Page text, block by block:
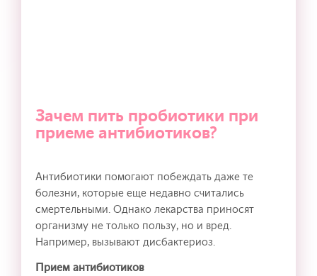
Зачем пить пробиотики при
приеме антибиотиков?
Антибиотики помогают побеждать даже те
болезни, которые еще недавно считались
смертельными. Однако лекарства приносят
организму не только пользу, но и вред.
Например, вызывают дисбактериоз.
Прием антибиотиков